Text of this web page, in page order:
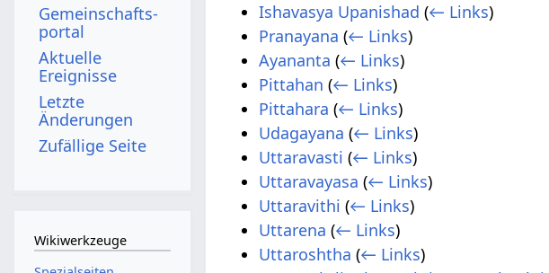
Ishavasya Upanishad (← Links)
Pranayana (← Links)
Ayananta (← Links)
Pittahan (← Links)
Pittahara (← Links)
Udagayana (← Links)
Uttaravasti (← Links)
Uttaravayasa (← Links)
Uttaravithi (← Links)
Uttarena (← Links)
Uttaroshtha (← Links)
Gemeinschafts­
portal
Aktuelle
Ereignisse
Letzte
Änderungen
Zufällige Seite
Wikiwerkzeuge